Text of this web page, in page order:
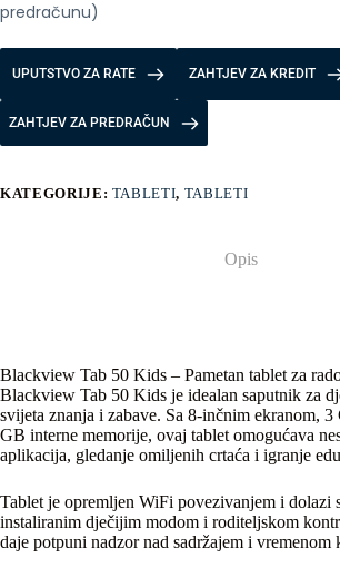
predračunu)
UPUTSTVO ZA RATE ZAHTJEV ZA KREDIT
ZAHTJEV ZA PREDRAČUN
KATEGORIJE: TABLETI, TABLETI
Opis
Blackview Tab 50 Kids – Pametan tablet za
Blackview Tab 50 Kids je idealan saputnik za
svijeta znanja i zabave. Sa 8-inčnim ekranom,
GB interne memorije, ovaj tablet omogućava
aplikacija, gledanje omiljenih crtaća i igranje
Tablet je opremljen WiFi povezivanjem i dolazi
instaliranim dječijim modom i roditeljskom
daje potpuni nadzor nad sadržajem i vremenom